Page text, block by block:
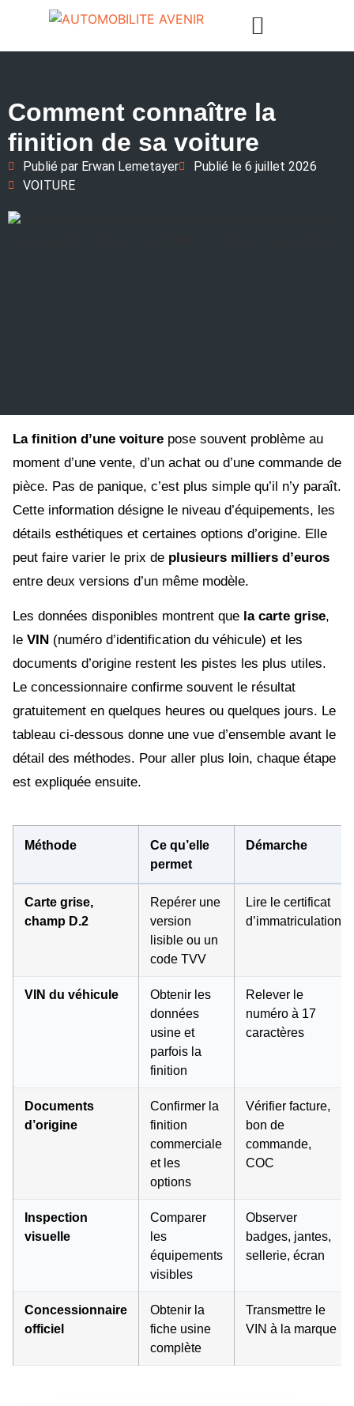
Comment connaître la
finition de sa voiture
Publié par Erwan Lemetayer Publié le 6 juillet 2026
VOITURE
La finition d’une voiture pose souvent problème au
moment d’une vente, d’un achat ou d’une commande de
pièce. Pas de panique, c’est plus simple qu’il n’y paraît.
Cette information désigne le niveau d’équipements, les
détails esthétiques et certaines options d’origine. Elle
peut faire varier le prix de plusieurs milliers d’euros
entre deux versions d’un même modèle.
Les données disponibles montrent que la carte grise,
le VIN (numéro d’identification du véhicule) et les
documents d’origine restent les pistes les plus utiles.
Le concessionnaire confirme souvent le résultat
gratuitement en quelques heures ou quelques jours. Le
tableau ci-dessous donne une vue d’ensemble avant le
détail des méthodes. Pour aller plus loin, chaque étape
est expliquée ensuite.
Méthode
Ce qu’elle
permet
Démarche
Carte grise,
champ D.2
Repérer une
version
lisible ou un
code TVV
Lire le certificat
d’immatriculation
VIN du véhicule
Obtenir les
données
usine et
parfois la
finition
Relever le
numéro à 17
caractères
Documents
d’origine
Confirmer la
finition
commerciale
et les
options
Vérifier facture,
bon de
commande,
COC
Inspection
visuelle
Comparer
les
équipements
visibles
Observer
badges, jantes,
sellerie, écran
Concessionnaire
officiel
Obtenir la
fiche usine
complète
Transmettre le
VIN à la marque